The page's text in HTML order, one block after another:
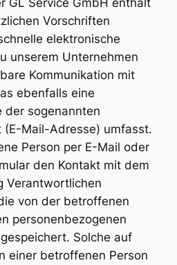
Vorschriften
elektronische
unserem Unternehmen
Kommunikation mit
ebenfalls eine
der sogenannten
(E-Mail-Adresse) umfasst.
Person per E-Mail oder
den Kontakt mit dem
Verantwortlichen
von der betroffenen
personenbezogenen
Solche auf
einer betroffenen Person